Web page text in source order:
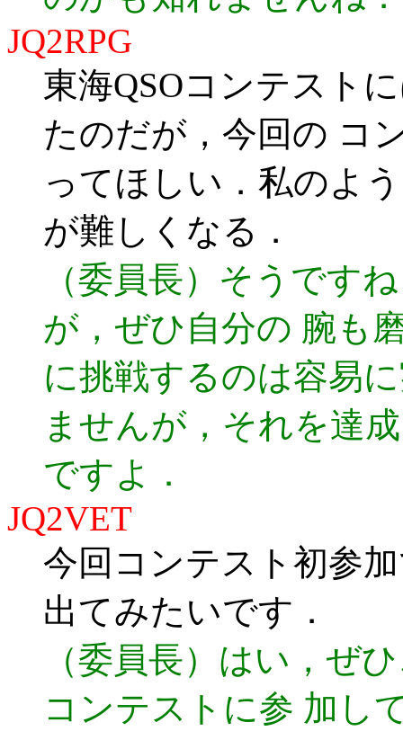
JQ2RPG
東海QSOコンテスト
たのだが，今回の コ
ってほしい．私のよ
が難しくなる．
（委員長）そうです
が，ぜひ自分の 腕も
に挑戦するのは容易
ませんが，それを達
ですよ．
JQ2VET
今回コンテスト初参
出てみたいです．
（委員長）はい，ぜ
コンテストに参 加し